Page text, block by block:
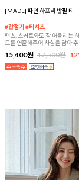
[MADE] 파인 하프넥 반팔 티
#간절기 #티셔츠
팬츠, 스커트와도 잘 어울리는
드를 연출해주어 사심을 담아
15,400원 17,500원